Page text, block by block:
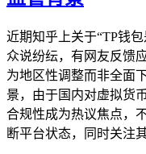
近期知乎上关于“TP钱
众说纷纭，有网友反馈
为地区性调整而非全面
景，由于国内对虚拟货
合规性成为热议焦点，
断平台状态，同时关注